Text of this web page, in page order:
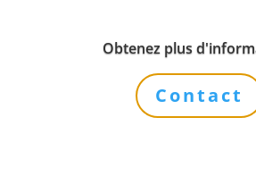
Obtenez plus
Contact